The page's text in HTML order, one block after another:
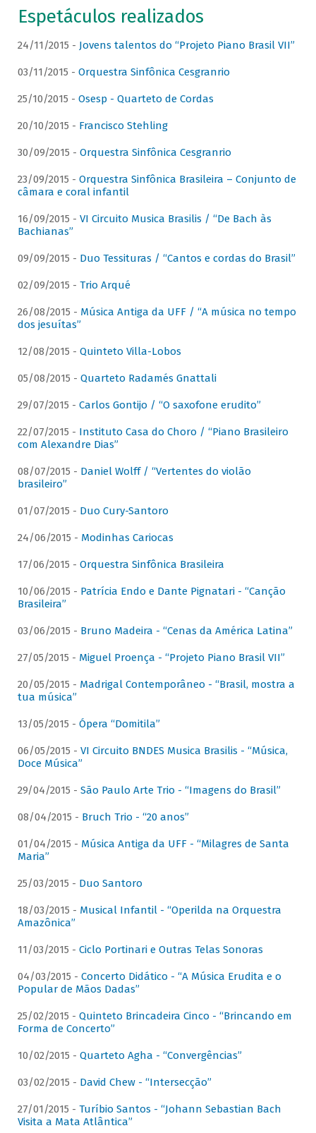
Espetáculos realizados
24/11/2015 - Jovens talentos do “Projeto Piano Brasil VII”
03/11/2015 - Orquestra Sinfônica Cesgranrio
25/10/2015 - Osesp - Quarteto de Cordas
20/10/2015 - Francisco Stehling
30/09/2015 - Orquestra Sinfônica Cesgranrio
23/09/2015 - Orquestra Sinfônica Brasileira – Conjunto de
câmara e coral infantil
16/09/2015 - VI Circuito Musica Brasilis / “De Bach às
Bachianas”
09/09/2015 - Duo Tessituras / “Cantos e cordas do Brasil”
02/09/2015 - Trio Arqué
26/08/2015 - Música Antiga da UFF / “A música no tempo
dos jesuítas”
12/08/2015 - Quinteto Villa-Lobos
05/08/2015 - Quarteto Radamés Gnattali
29/07/2015 - Carlos Gontijo / “O saxofone erudito”
22/07/2015 - Instituto Casa do Choro / “Piano Brasileiro
com Alexandre Dias”
08/07/2015 - Daniel Wolff / “Vertentes do violão
brasileiro”
01/07/2015 - Duo Cury-Santoro
24/06/2015 - Modinhas Cariocas
17/06/2015 - Orquestra Sinfônica Brasileira
10/06/2015 - Patrícia Endo e Dante Pignatari - “Canção
Brasileira”
03/06/2015 - Bruno Madeira - “Cenas da América Latina”
27/05/2015 - Miguel Proença - “Projeto Piano Brasil VII”
20/05/2015 - Madrigal Contemporâneo - “Brasil, mostra a
tua música”
13/05/2015 - Ópera “Domitila”
06/05/2015 - VI Circuito BNDES Musica Brasilis - “Música,
Doce Música”
29/04/2015 - São Paulo Arte Trio - “Imagens do Brasil”
08/04/2015 - Bruch Trio - “20 anos”
01/04/2015 - Música Antiga da UFF - “Milagres de Santa
Maria”
25/03/2015 - Duo Santoro
18/03/2015 - Musical Infantil - “Operilda na Orquestra
Amazônica”
11/03/2015 - Ciclo Portinari e Outras Telas Sonoras
04/03/2015 - Concerto Didático - “A Música Erudita e o
Popular de Mãos Dadas”
25/02/2015 - Quinteto Brincadeira Cinco - “Brincando em
Forma de Concerto”
10/02/2015 - Quarteto Agha - “Convergências”
03/02/2015 - David Chew - “Intersecção”
27/01/2015 - Turíbio Santos - “Johann Sebastian Bach
Visita a Mata Atlântica”